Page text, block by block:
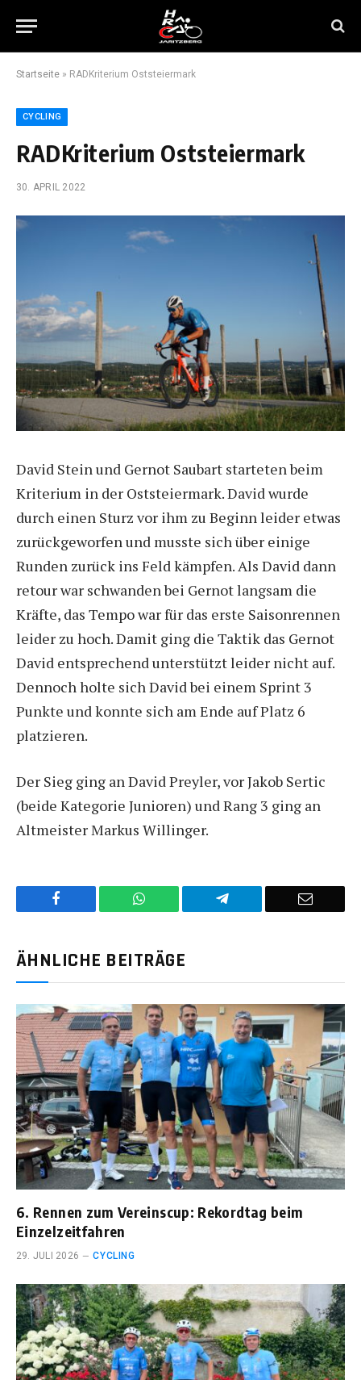
Startseite » RADKriterium Oststeiermark
CYCLING
RADKriterium Oststeiermark
30. APRIL 2022
David Stein und Gernot Saubart starteten beim
Kriterium in der Oststeiermark. David wurde
durch einen Sturz vor ihm zu Beginn leider etwas
zurückgeworfen und musste sich über einige
Runden zurück ins Feld kämpfen. Als David dann
retour war schwanden bei Gernot langsam die
Kräfte, das Tempo war für das erste Saisonrennen
leider zu hoch. Damit ging die Taktik das Gernot
David entsprechend unterstützt leider nicht auf.
Dennoch holte sich David bei einem Sprint 3
Punkte und konnte sich am Ende auf Platz 6
platzieren.
Der Sieg ging an David Preyler, vor Jakob Sertic
(beide Kategorie Junioren) und Rang 3 ging an
Altmeister Markus Willinger.
WhatsApp Telegram
E-
ÄHNLICHE BEITRÄGE
6. Rennen zum Vereinscup: Rekordtag beim
Einzelzeitfahren
29. JULI 2026 CYCLING